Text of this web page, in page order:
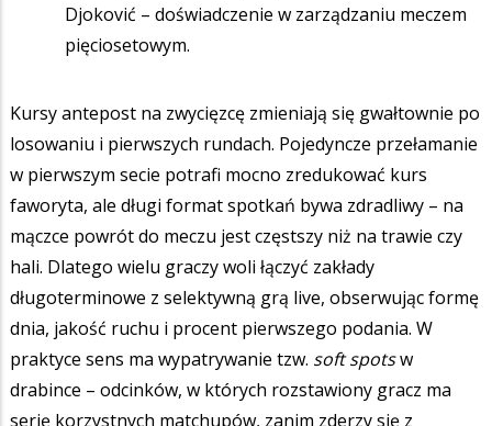
Djoković – doświadczenie w zarządzaniu meczem
pięciosetowym.
Kursy antepost na zwycięzcę zmieniają się gwałtownie po
losowaniu i pierwszych rundach. Pojedyncze przełamanie
w pierwszym secie potrafi mocno zredukować kurs
faworyta, ale długi format spotkań bywa zdradliwy – na
mączce powrót do meczu jest częstszy niż na trawie czy
hali. Dlatego wielu graczy woli łączyć zakłady
długoterminowe z selektywną grą live, obserwując formę
dnia, jakość ruchu i procent pierwszego podania. W
praktyce sens ma wypatrywanie tzw. soft spotsw
drabince – odcinków, w których rozstawiony gracz ma
serię korzystnych matchupów, zanim zderzy się z